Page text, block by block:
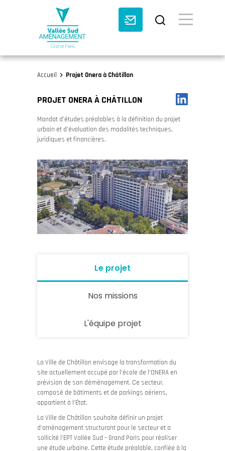
Accueil Projet Onera à Châtillon
PROJET ONERA À CHÂTILLON
Mandat d’études préalables à la définition du projet
urbain et d’évaluation des modalités techniques,
juridiques et financières.
Le projet
Nos missions
L'équipe projet
La Ville de Châtillon envisage la transformation du
site actuellement occupé par l’école de l’ONERA en
prévision de son déménagement. Ce secteur,
composé de bâtiments et de parkings aériens,
appartient à l’État.
La Ville de Châtillon souhaite définir un projet
d’aménagement structurant pour le secteur et a
sollicité l’EPT Vallée Sud – Grand Paris pour réaliser
une étude urbaine. Cette étude préalable, confiée à la